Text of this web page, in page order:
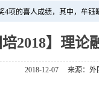
的喜人成绩，其中，牟钰瞳
培2018】理
2018-12-07 来源：外